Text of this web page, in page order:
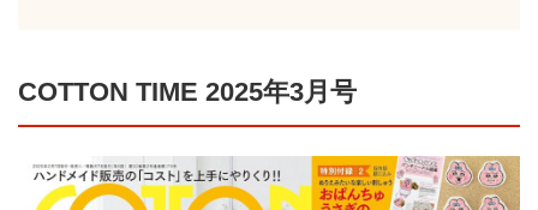
COTTON TIME 2025年3月号